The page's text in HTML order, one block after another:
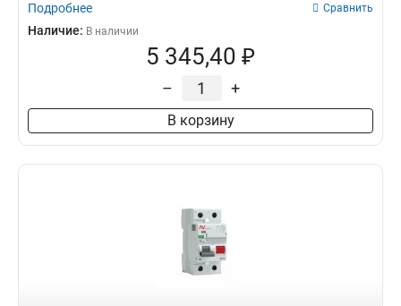
Подробнее Сравнить
Наличие: В наличии
5 345,40 ₽
– +
В корзину